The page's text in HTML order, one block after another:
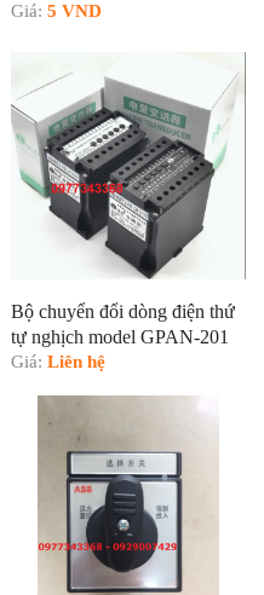
Giá: 5 VND
Bộ chuyển đổi dòng điện thứ
tự nghịch model GPAN-201
Giá: Liên hệ